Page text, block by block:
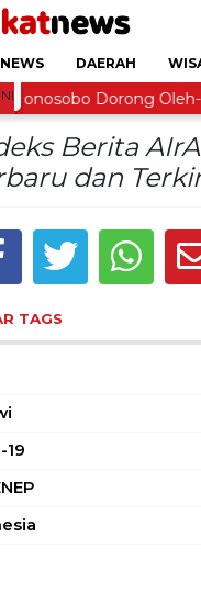
NEWS DAERAH
Dorong Oleh-
Berita
dan
TAGS
19